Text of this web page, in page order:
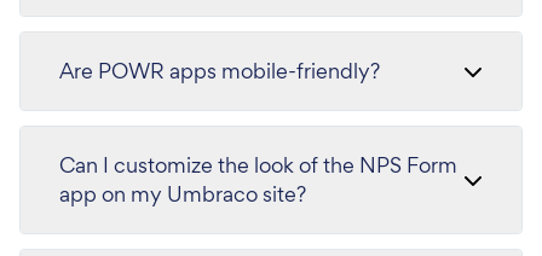
Are POWR apps mobile-friendly?
Can I customize the look of the NPS Form
app on my Umbraco site?